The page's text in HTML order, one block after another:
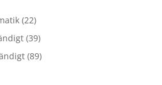
(22)
(39)
(89)